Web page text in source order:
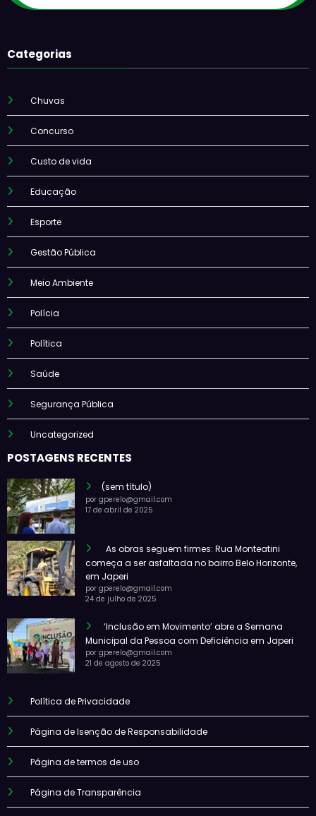
Categorias
Chuvas
Concurso
Custo de vida
Educação
Esporte
Gestão Pública
Meio Ambiente
Polícia
Política
Saúde
Segurança Pública
Uncategorized
POSTAGENS RECENTES
(sem título)
por gperelo@gmail.com
17 de abril de 2025
As obras seguem firmes: Rua Monteatini
começa a ser asfaltada no bairro Belo Horizonte,
em Japeri
por gperelo@gmail.com
24 de julho de 2025
‘Inclusão em Movimento’ abre a Semana
Municipal da Pessoa com Deficiência em Japeri
por gperelo@gmail.com
21 de agosto de 2025
Política de Privacidade
Página de Isenção de Responsabilidade
Página de termos de uso
Página de Transparência